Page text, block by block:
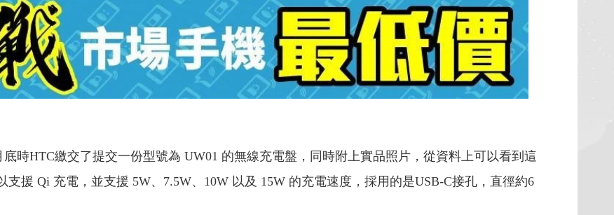
HTC繳交了提交一份型號為 UW01 的無線充電盤，同時附上實品照片，從資料上可以看到這
援 Qi 充電，並支援 5W、7.5W、10W 以及 15W 的充電速度，採用的是USB-C接孔，直徑約6